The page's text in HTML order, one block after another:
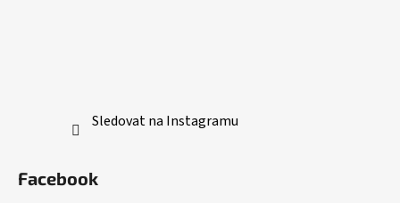
Sledovat na Instagramu
Facebook